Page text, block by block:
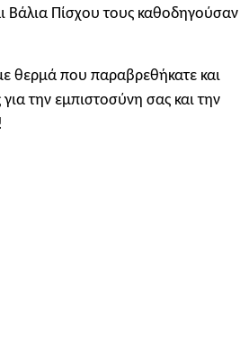
Βάλια Πίσχου τους καθοδηγούσαν
θερμά που παραβρεθήκατε και
για την εμπιστοσύνη σας και την